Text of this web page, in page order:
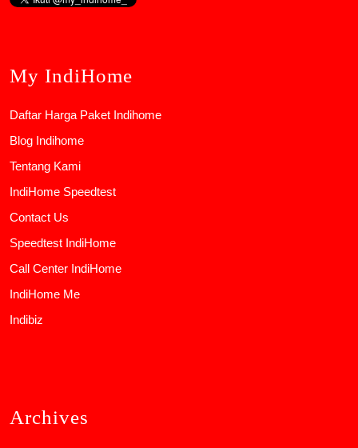
My IndiHome
Daftar Harga Paket Indihome
Blog Indihome
Tentang Kami
IndiHome Speedtest
Contact Us
Speedtest IndiHome
Call Center IndiHome
IndiHome Me
Indibiz
Archives